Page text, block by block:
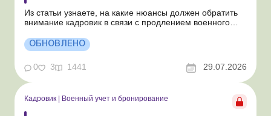
Из статьи узнаете, на какие нюансы должен обратить
внимание кадровик в связи с продлением военного
продлено военное положение и мобилизация сроком
на 90 суток: с 2 августа 2026 года по 31 октября 2026
года. Рассмотрим особенности организации трудовы...
ОБНОВЛЕНО
0 3 1441 29.07.2026
Кадровик | Военный учет и бронирование